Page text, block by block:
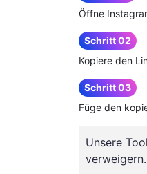
Öffne
Schritt 02
Kopiere den
Schritt 03
Füge den
Unsere
verweigern.